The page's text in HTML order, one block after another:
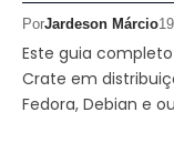
PorJardeson Márcio
Este guia
Crate em
Fedora, Debian e